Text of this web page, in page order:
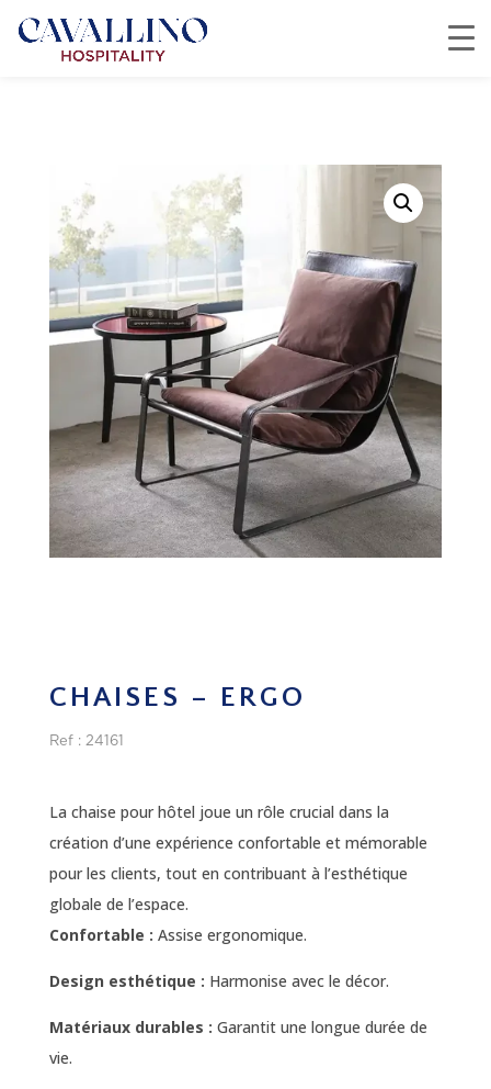
CHAISES – ERGO
Ref : 24161
La chaise pour hôtel joue un rôle crucial dans la
création d’une expérience confortable et mémorable
pour les clients, tout en contribuant à l’esthétique
globale de l’espace.
Confortable : Assise ergonomique.
Design esthétique : Harmonise avec le décor.
Matériaux durables : Garantit une longue durée de
vie.